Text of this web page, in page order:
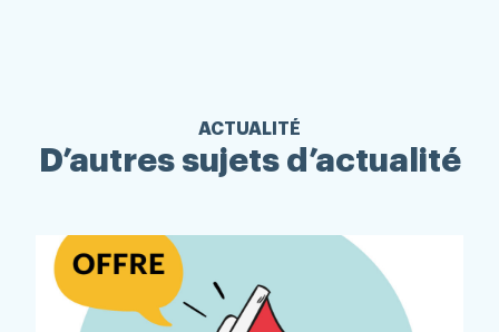
ACTUALITÉ
D’autres sujets d’actualité